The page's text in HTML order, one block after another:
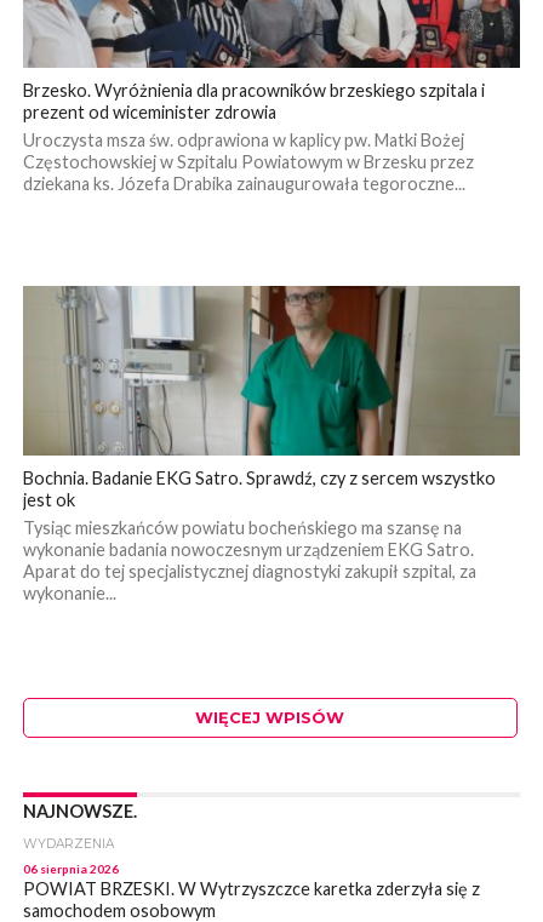
Brzesko. Wyróżnienia dla pracowników brzeskiego szpitala i
prezent od wiceminister zdrowia
Uroczysta msza św. odprawiona w kaplicy pw. Matki Bożej
Częstochowskiej w Szpitalu Powiatowym w Brzesku przez
dziekana ks. Józefa Drabika zainaugurowała tegoroczne...
Bochnia. Badanie EKG Satro. Sprawdź, czy z sercem wszystko
jest ok
Tysiąc mieszkańców powiatu bocheńskiego ma szansę na
wykonanie badania nowoczesnym urządzeniem EKG Satro.
Aparat do tej specjalistycznej diagnostyki zakupił szpital, za
wykonanie...
WIĘCEJ WPISÓW
NAJNOWSZE.
WYDARZENIA
06 sierpnia 2026
POWIAT BRZESKI. W Wytrzyszczce karetka zderzyła się z
samochodem osobowym